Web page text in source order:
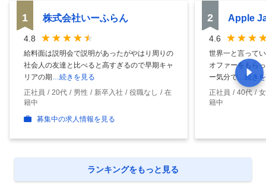
1 株式会社いーふらん
4.8
給料面は説明会で説明があったがやはり周りの
社会人の友達と比べると高すぎるので早期キャ
リアの期…続きを見る
正社員
20代 男性 新卒入社 役職なし
在
籍中
募集中の求人情報を見る
2 Apple
4.6
世界一と言って
オファーをもら
ー気分で…続き
正社員
40代
籍中
ランキングをもっと見る